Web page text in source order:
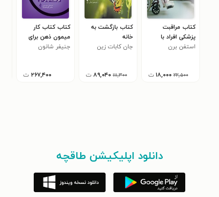
کتاب مراقبت
پزشکی افراد با
ضایعه نخاعی
استفن برن
۲۲,۵۰۰ ۱۸,۰۰۰ ت
کتاب بازگشت به
خانه
جان کابات زین
۱۱۱,۳۰۰ ۸۹,۰۴۰ ت
کتاب کتاب کار
میمون ذهن برای
غلبه بر کمال گرایی
جنیفر شانون
۲۶۷,۴۰۰ ت
دانلود اپلیکیشن طاقچه